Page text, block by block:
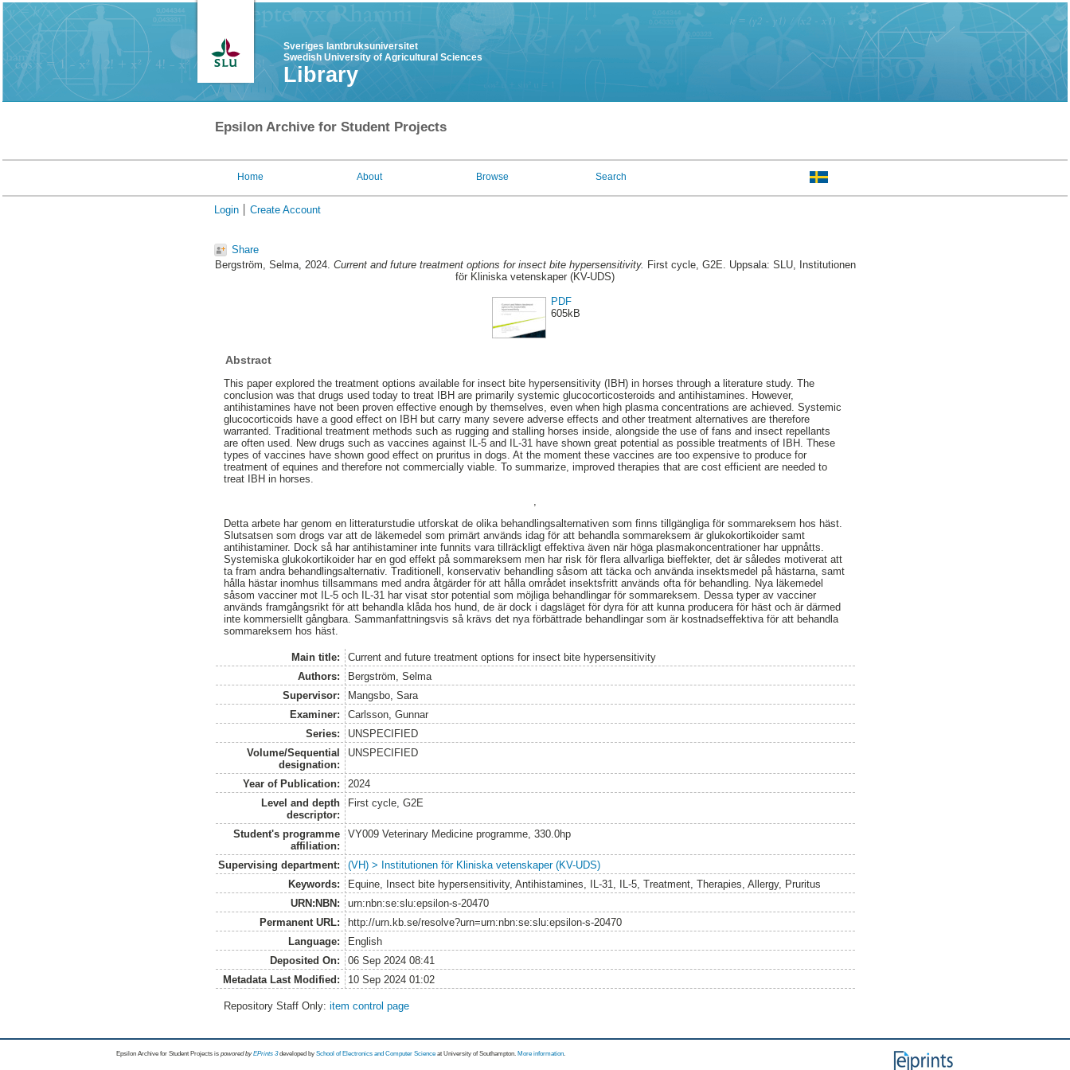
Sveriges lantbruksuniversitet
Swedish University of Agricultural Sciences
Library
Epsilon Archive for Student Projects
Home About Browse Search
Login Create Account
Share
Bergström, Selma, 2024. Current and future treatment options for insect bite hypersensitivity. First cycle, G2E. Uppsala: SLU, Institutionen
för Kliniska vetenskaper (KV-UDS)
PDF
605kB
Abstract
This paper explored the treatment options available for insect bite hypersensitivity (IBH) in horses through a literature study. The
conclusion was that drugs used today to treat IBH are primarily systemic glucocorticosteroids and antihistamines. However,
antihistamines have not been proven effective enough by themselves, even when high plasma concentrations are achieved. Systemic
glucocorticoids have a good effect on IBH but carry many severe adverse effects and other treatment alternatives are therefore
warranted. Traditional treatment methods such as rugging and stalling horses inside, alongside the use of fans and insect repellants
are often used. New drugs such as vaccines against IL-5 and IL-31 have shown great potential as possible treatments of IBH. These
types of vaccines have shown good effect on pruritus in dogs. At the moment these vaccines are too expensive to produce for
treatment of equines and therefore not commercially viable. To summarize, improved therapies that are cost efficient are needed to
treat IBH in horses.
Detta arbete har genom en litteraturstudie utforskat de olika behandlingsalternativen som finns tillgängliga för sommareksem hos häst.
Slutsatsen som drogs var att de läkemedel som primärt används idag för att behandla sommareksem är glukokortikoider samt
antihistaminer. Dock så har antihistaminer inte funnits vara tillräckligt effektiva även när höga plasmakoncentrationer har uppnåtts.
Systemiska glukokortikoider har en god effekt på sommareksem men har risk för flera allvarliga bieffekter, det är således motiverat att
ta fram andra behandlingsalternativ. Traditionell, konservativ behandling såsom att täcka och använda insektsmedel på hästarna, samt
hålla hästar inomhus tillsammans med andra åtgärder för att hålla området insektsfritt används ofta för behandling. Nya läkemedel
såsom vacciner mot IL-5 och IL-31 har visat stor potential som möjliga behandlingar för sommareksem. Dessa typer av vacciner
används framgångsrikt för att behandla klåda hos hund, de är dock i dagsläget för dyra för att kunna producera för häst och är därmed
inte kommersiellt gångbara. Sammanfattningsvis så krävs det nya förbättrade behandlingar som är kostnadseffektiva för att behandla
sommareksem hos häst.
Main title:
Current and future treatment options for insect bite hypersensitivity
Authors:
Bergström, Selma
Supervisor:
Mangsbo, Sara
Examiner:
Carlsson, Gunnar
Series:
UNSPECIFIED
Volume/Sequential
designation:
UNSPECIFIED
Year of Publication:
2024
Level and depth
descriptor:
First cycle, G2E
Student's programme
affiliation:
VY009 Veterinary Medicine programme, 330.0hp
Supervising department:
(VH) > Institutionen för Kliniska vetenskaper (KV-UDS)
Keywords:
Equine, Insect bite hypersensitivity, Antihistamines, IL-31, IL-5, Treatment, Therapies, Allergy, Pruritus
URN:NBN:
urn:nbn:se:slu:epsilon-s-20470
Permanent URL:
http://urn.kb.se/resolve?urn=urn:nbn:se:slu:epsilon-s-20470
Language:
English
Deposited On:
06 Sep 2024 08:41
Metadata Last Modified:
10 Sep 2024 01:02
Repository Staff Only:item control page
Epsilon Archive for Student Projects is powored byEPrints 3 developed by School of Electronics and Computer Science at University of Southampton. More information.